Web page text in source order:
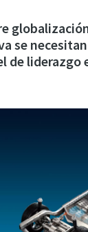
se
liderazgo